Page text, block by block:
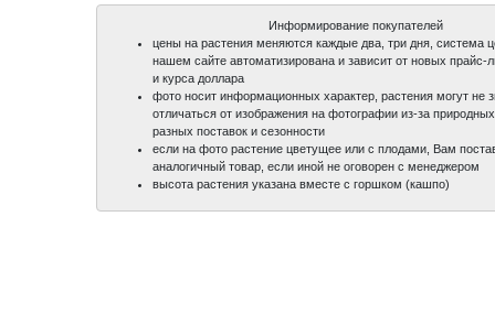
Информирование покупателей
цены на растения меняются каждые два, три дня, система
нашем сайте автоматизирована и зависит от новых прайс-
и курса доллара
фото носит информационных характер, растения могут не
отличаться от изображения на фотографии из-за природных
разных поставок и сезонности
если на фото растение цветущее или с плодами, Вам
аналогичный товар, если иной не оговорен с менеджером
высота растения указана вместе с горшком (кашпо)